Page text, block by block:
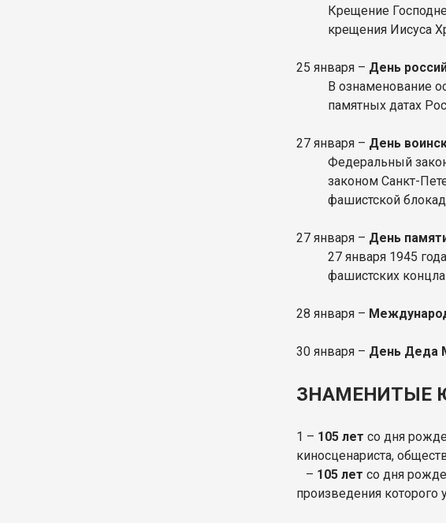
Крещение
крещения Иисуса
25 января – День
В ознаменование
памятных датах
27 января – День
Федеральный
законом Санкт-
фашистской
27 января – День
27 января 1945
фашистских
28 января –
30 января – День Деда
ЗНАМЕНИТЫЕ
1 – 105 лет со дня
киносценариста,
– 105 лет со дня
произведения которого